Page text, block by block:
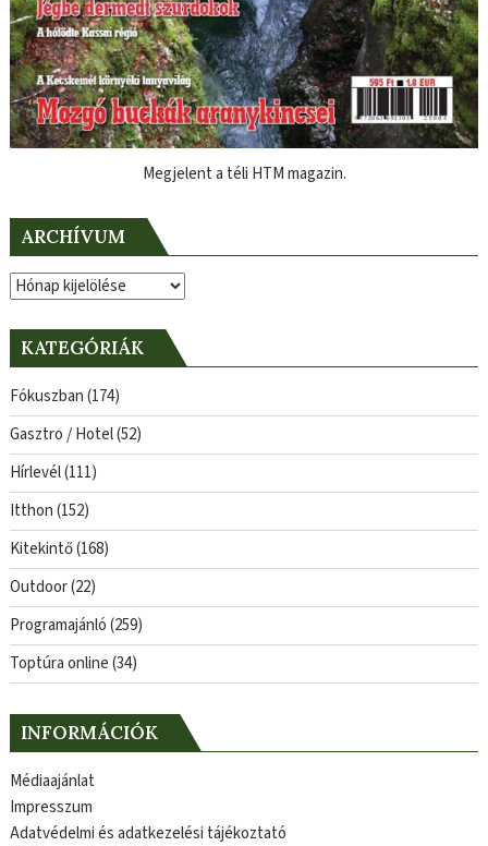
Megjelent a téli HTM magazin.
ARCHÍVUM
Archívum
KATEGÓRIÁK
Fókuszban(174)
Gasztro / Hotel(52)
Hírlevél(111)
Itthon(152)
Kitekintő(168)
Outdoor(22)
Programajánló(259)
Toptúra online(34)
INFORMÁCIÓK
Médiaajánlat
Impresszum
Adatvédelmi és adatkezelési tájékoztató